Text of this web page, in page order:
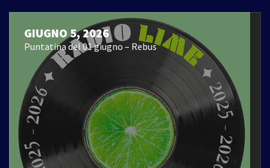
GIUGNO 5, 2026
Puntatina del 01 giugno – Rebus